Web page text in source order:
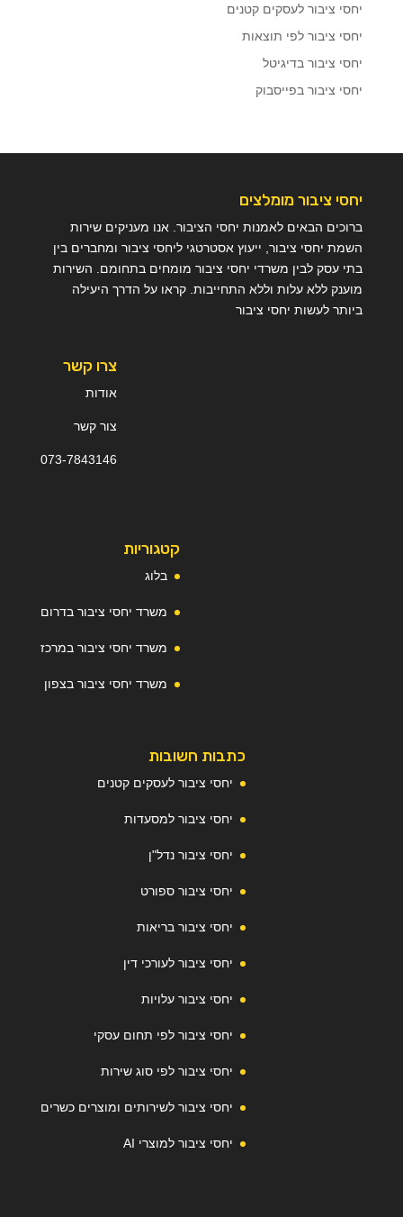
יחסי ציבור לעסקים קטנים
יחסי ציבור לפי תוצאות
יחסי ציבור בדיגיטל
יחסי ציבור בפייסבוק
יחסי ציבור מומלצים
ברוכים הבאים לאמנות יחסי הציבור. אנו מעניקים שירות
השמת יחסי ציבור, ייעוץ אסטרטגי ליחסי ציבור ומחברים בין
בתי עסק לבין משרדי יחסי ציבור מומחים בתחומם. השירות
מוענק ללא עלות וללא התחייבות. קראו על הדרך היעילה
ביותר לעשות יחסי ציבור
צרו קשר
אודות
צור קשר
073-7843146
קטגוריות
בלוג
משרד יחסי ציבור בדרום
משרד יחסי ציבור במרכז
משרד יחסי ציבור בצפון
כתבות חשובות
יחסי ציבור לעסקים קטנים
יחסי ציבור למסעדות
יחסי ציבור נדל"ן
יחסי ציבור ספורט
יחסי ציבור בריאות
יחסי ציבור לעורכי דין
יחסי ציבור עלויות
יחסי ציבור לפי תחום עסקי
יחסי ציבור לפי סוג שירות
יחסי ציבור לשירותים ומוצרים כשרים
יחסי ציבור למוצרי AI